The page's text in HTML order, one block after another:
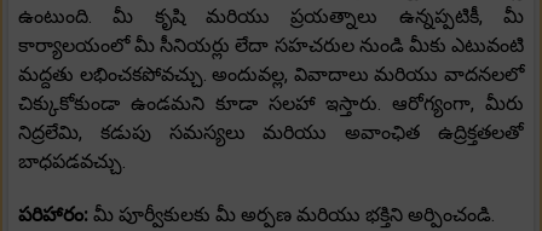
ఉంటుంది. మీ కృషి మరియు ప్రయత్నాలు ఉన్నప్పటికీ, మీ
కార్యాలయంలో మీ సీనియర్లు లేదా సహచరుల నుండి మీకు ఎటువంటి
మద్దతు లభించకపోవచ్చు. అందువల్ల, వివాదాలు మరియు వాదనలలో
చిక్కుకోకుండా ఉండమని కూడా సలహా ఇస్తారు. ఆరోగ్యంగా, మీరు
నిద్రలేమి, కడుపు సమస్యలు మరియు అవాంఛిత ఉద్రిక్తతలతో
బాధపడవచ్చు.
పరిహారం: మీ పూర్వీకులకు మీ అర్పణ మరియు భక్తిని అర్పించండి.